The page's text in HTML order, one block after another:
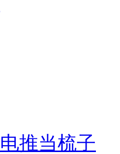
推当梳子